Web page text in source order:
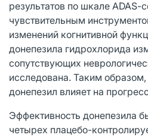
результатов по шкале ADAS-
чувствительным
изменений когнитивной
донепезила гидрохлорида
сопутствующих
исследована. Таким образом,
донепезил влияет на
Эффективность донепезила
четырех плацебо-